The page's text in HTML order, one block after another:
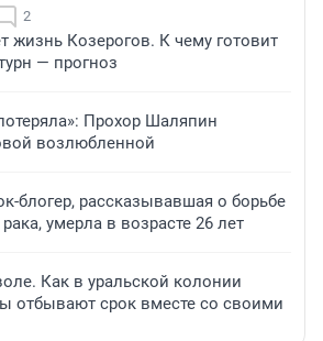
2
жизнь Козерогов. К чему готовит
— прогноз
Прохор Шаляпин
возлюбленной
блогер, рассказывавшая о борьбе
умерла в возрасте 26 лет
Как в уральской колонии
отбывают срок вместе со своими